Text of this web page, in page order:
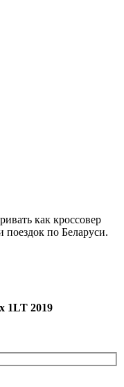
как кроссовер
по Беларуси.
1LT 2019